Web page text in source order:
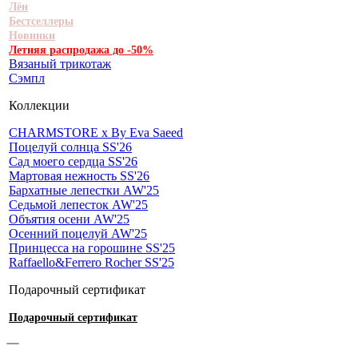
Лён
Бестселлеры
Новинки
Летняя распродажа до -50%
Вязаный трикотаж
Сэмпл
Коллекции
CHARMSTORE х By Eva Saeed
Поцелуй солнца SS'26
Сад моего сердца SS'26
Мартовая нежность SS'26
Бархатные лепестки AW'25
Седьмой лепесток AW'25
Объятия осени AW'25
Осенний поцелуй AW'25
Принцесса на горошине SS'25
Raffaello&Ferrero Rocher SS'25
Подарочный сертификат
Подарочный сертификат